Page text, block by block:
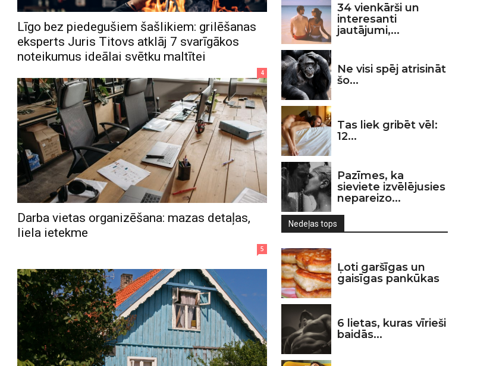
Līgo bez piedegušiem šašlikiem: grilēšanas
eksperts Juris Titovs atklāj 7 svarīgākos
noteikumus ideālai svētku maltītei
4
Darba vietas organizēšana: mazas detaļas,
liela ietekme
5
34 vienkārši un
interesanti
jautājumi,...
Ne visi spēj atrisināt
šo...
Tas liek gribēt vēl:
12...
Pazīmes, ka
sieviete izvēlējusies
nepareizo...
Nedeļas tops
Ļoti garšīgas un
gaisīgas pankūkas
6 lietas, kuras vīrieši
baidās...